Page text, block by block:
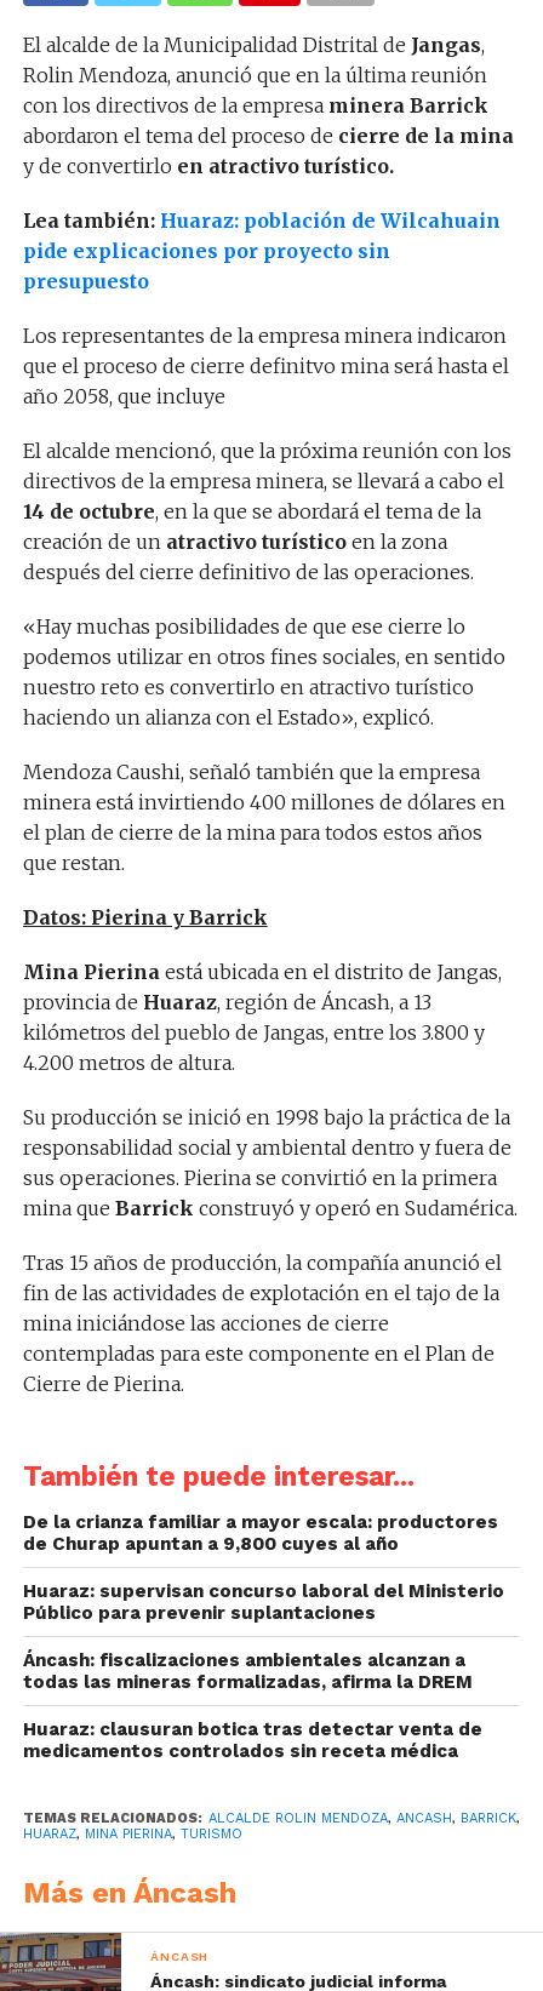
El alcalde de la Municipalidad Distrital de Jangas,
Rolin Mendoza, anunció que en la última reunión
con los directivos de la empresaminera Barrick
abordaron el tema del proceso de cierre de la mina
y de convertirlo en atractivo turístico.
Lea también: Huaraz: población de Wilcahuain
pide explicaciones por proyecto sin
presupuesto
Los representantes de la empresa minera indicaron
que el proceso de cierre definitvo mina será hasta el
año 2058, que incluye
El alcalde mencionó, que la próxima reunión con los
directivos de la empresa minera, se llevará a cabo el
14 de octubre, en la que se abordará el tema de la
creación de un atractivo turísticoen la zona
después del cierre definitivo de las operaciones.
«Hay muchas posibilidades de que ese cierre lo
podemos utilizar en otros fines sociales, en sentido
nuestro reto es convertirlo en atractivo turístico
haciendo un alianza con el Estado», explicó.
Mendoza Caushi, señaló también que la empresa
minera está invirtiendo 400 millones de dólares en
el plan de cierre de la mina para todos estos años
que restan.
Datos: Pierina y Barrick
Mina Pierina está ubicada en el distrito de Jangas,
provincia de Huaraz, región de Áncash, a 13
kilómetros del pueblo de Jangas, entre los 3.800 y
4.200 metros de altura.
Su producción se inició en 1998 bajo la práctica de la
responsabilidad social y ambiental dentro y fuera de
sus operaciones. Pierina se convirtió en la primera
mina que Barrick construyó y operó en Sudamérica.
Tras 15 años de producción, la compañía anunció el
fin de las actividades de explotación en el tajo de la
mina iniciándose las acciones de cierre
contempladas para este componente en el Plan de
Cierre de Pierina.
También te puede interesar...
De la crianza familiar a mayor escala: productores
de Churap apuntan a 9,800 cuyes al año
Huaraz: supervisan concurso laboral del Ministerio
Público para prevenir suplantaciones
Áncash: fiscalizaciones ambientales alcanzan a
todas las mineras formalizadas, afirma la DREM
Huaraz: clausuran botica tras detectar venta de
medicamentos controlados sin receta médica
TEMAS RELACIONADOS: ALCALDE ROLIN MENDOZA, ANCASH, BARRICK,
HUARAZ, MINA PIERINA, TURISMO
Más en Áncash
ÁNCASH
Áncash: sindicato judicial informa